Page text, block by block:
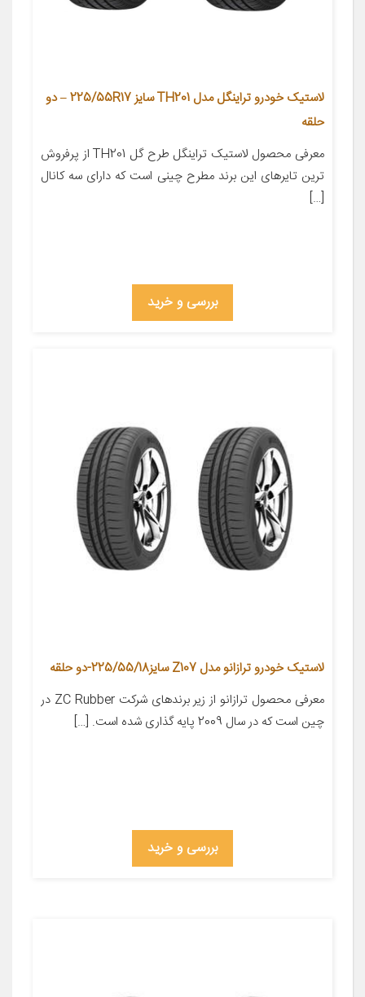
لاستیک خودرو تراینگل مدل TH201 سایز 225/55R17 – دو
حلقه
معرفی محصول لاستیک تراینگل طرح گل TH201 از پرفروش
ترین تایرهای این برند مطرح چینی است که دارای سه کانال
[…]
بررسی و خرید
لاستیک خودرو ترازانو مدل Z107 سایز225/55/18-دو حلقه
معرفی محصول ترازانو از زیر برندهای شرکت ZC Rubber در
چین است که در سال 2009 پایه گذاری شده است. […]
بررسی و خرید